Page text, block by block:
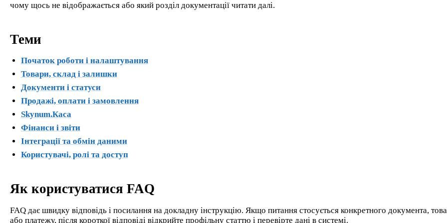
чому щось не відображається або який розділ документації читати далі.
Теми
Початок роботи і налаштування
Товари, склад і залишки
Документи і статуси
Продажі, оплати і замовлення
Skynum.Каса
Фінанси і звіти
Інтеграції та обмін даними
Користувачі, ролі та доступ
Як користуватися FAQ
FAQ дає швидку відповідь і посилання на докладну інструкцію. Якщо питання стосується конкретного документа,
або платежу, після короткої відповіді відкрийте профільну статтю і перевірте дані в системі.